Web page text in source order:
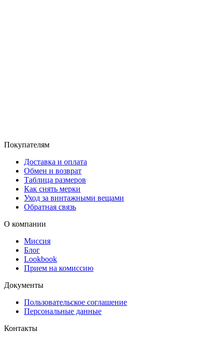
Покупателям
Доставка и оплата
Обмен и возврат
Таблица размеров
Как снять мерки
Уход за винтажными вещами
Обратная связь
О компании
Миссия
Блог
Lookbook
Прием на комиссию
Документы
Пользовательское соглашение
Персональные данные
Контакты